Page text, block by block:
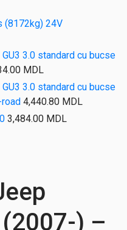
(8172kg) 24V
3.0 standard cu bucse
MDL
3.0 standard cu bucse
4,440.80 MDL
3,484.00 MDL
) –